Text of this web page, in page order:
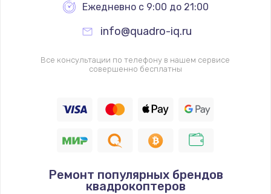
Ежедневно с 9:00 до 21:00
info@quadro-iq.ru
Все консультации по телефону в нашем сервисе
совершенно бесплатны
Ремонт популярных брендов
квадрокоптеров